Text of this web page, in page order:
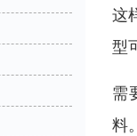
这
型
需
料